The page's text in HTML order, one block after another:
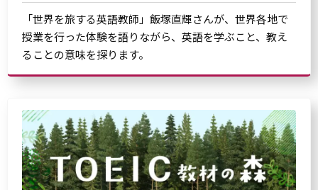
「世界を旅する英語教師」飯塚直輝さんが、世界各地で
授業を行った体験を語りながら、英語を学ぶこと、教え
ることの意味を探ります。